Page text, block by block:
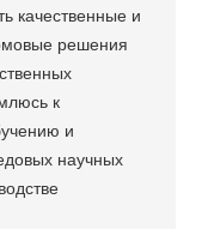
качественные и
решения
к
и
научных